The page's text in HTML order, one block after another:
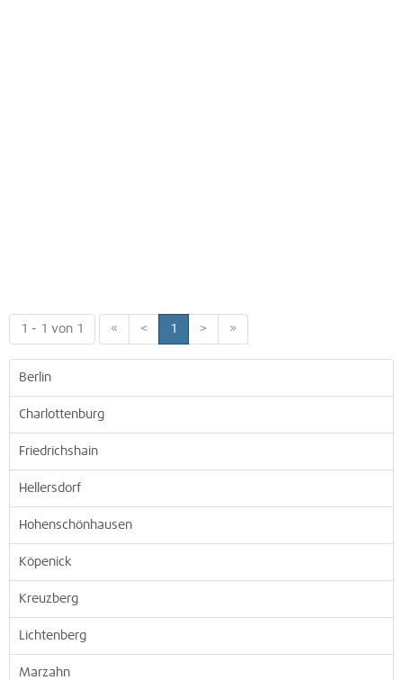
1 - 1 von 1 « < 1 > »
Berlin
Charlottenburg
Friedrichshain
Hellersdorf
Hohenschönhausen
Köpenick
Kreuzberg
Lichtenberg
Marzahn